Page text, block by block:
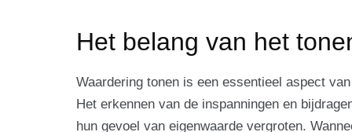
Het belang van het
Waardering tonen is een essentieel aspect
Het erkennen van de inspanningen en
hun gevoel van eigenwaarde vergroten.